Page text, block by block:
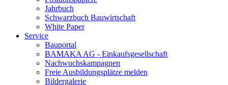
Jahrbuch
Schwarzbuch Bauwirtschaft
White Paper
Service
Bauportal
BAMAKA AG - Einkaufsgesellschaft
Nachwuchskampagnen
Freie Ausbildungsplätze melden
Bildergalerie